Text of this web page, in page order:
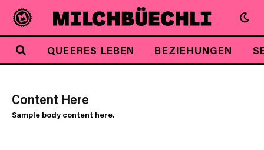
QUEERES LEBEN BEZIEHUNGEN
Content Here
Sample body content here.